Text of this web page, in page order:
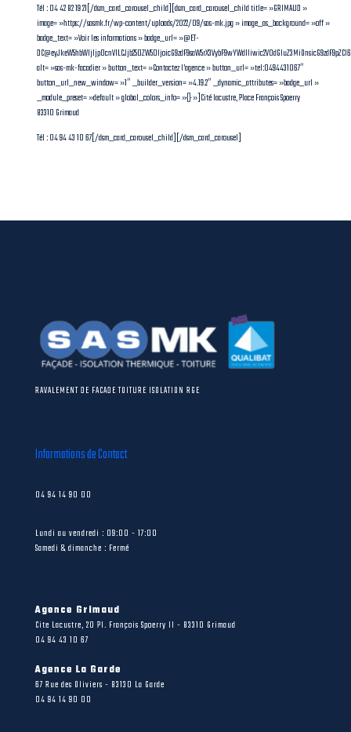
Tél : 04 42 82 19 21[/dsm_card_carousel_child][dsm_card_carousel_child title= »GRIMAUD »
image= »https://sasmk.fr/wp-content/uploads/2022/09/sas-mk.jpg » image_as_background= »off »
badge_text= »Voir les informations » badge_url= »@ET-
alt= »sas-mk-facadier » button_text= »Contactez l’agence » button_url= »tel:0494431067″
button_url_new_window= »1″ _builder_version= »4.19.2″ _dynamic_attributes= »badge_url »
_module_preset= »default » global_colors_info= »{} »]Cité lacustre, Place François Spoerry
83310 Grimaud
Tél : 04 94 43 10 67[/dsm_card_carousel_child][/dsm_card_carousel]
RAVALEMENT DE FACADE TOITURE ISOLATION RGE
Informations de Contact
04 94 14 90 00
Lundi au vendredi : 09:00 - 17:00
Samedi & dimanche : Fermé
Agence Grimaud
Cite Lacustre, 20 Pl. François Spoerry II - 83310 Grimaud
04 94 43 10 67
Agence La Garde
67 Rue des Oliviers - 83130 La Garde
04 94 14 90 00